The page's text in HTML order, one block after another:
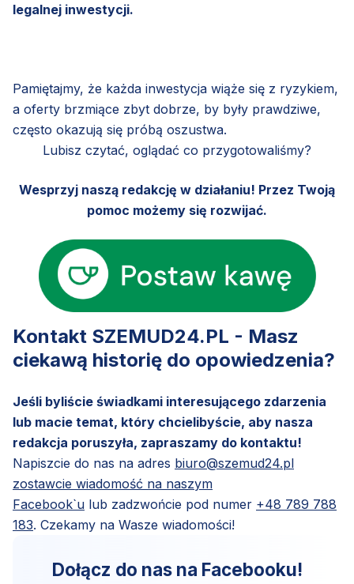
legalnej inwestycji.
Pamiętajmy, że każda inwestycja wiąże się z ryzykiem,
a oferty brzmiące zbyt dobrze, by były prawdziwe,
często okazują się próbą oszustwa.
Lubisz czytać, oglądać co przygotowaliśmy?
Wesprzyj naszą redakcję w działaniu! Przez Twoją
pomoc możemy się rozwijać.
Kontakt SZEMUD24.PL - Masz
ciekawą historię do opowiedzenia?
Jeśli byliście świadkami interesującego zdarzenia
lub macie temat, który chcielibyście, aby nasza
redakcja poruszyła, zapraszamy do kontaktu!
Napiszcie do nas na adres biuro@szemud24.pl
zostawcie wiadomość na naszym
Facebook`u lub zadzwońcie pod numer +48 789 788
183. Czekamy na Wasze wiadomości!
Dołącz do nas na Facebooku!